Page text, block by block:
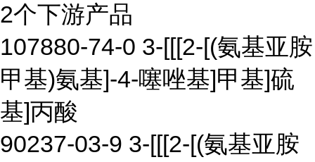
2个下游产品
107880-74-0 3-[[[2-[(氨基亚胺
甲基)氨基]-4-噻唑基]甲基]硫
基]丙酸
90237-03-9 3-[[[2-[(氨基亚胺